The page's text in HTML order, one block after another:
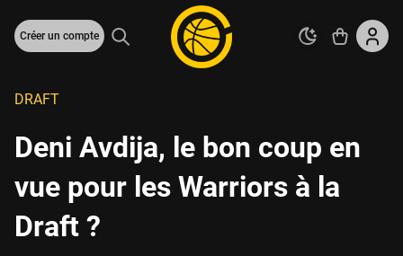
Créer un compte
DRAFT
Deni Avdija, le bon coup en
vue pour les Warriors à la
Draft ?